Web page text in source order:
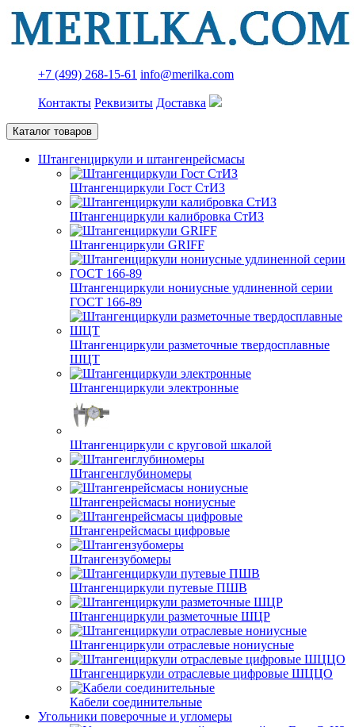
+7 (499) 268-15-61 info@merilka.com
Контакты Реквизиты Доставка
Каталог товаров
Штангенциркули и штангенрейсмасы
Штангенциркули Гост СтИЗ
Штангенциркули калибровка СтИЗ
Штангенциркули GRIFF
Штангенциркули нониусные удлиненной серии
ГОСТ 166-89
Штангенциркули разметочные твердосплавные
ШЦТ
Штангенциркули электронные
Штангенциркули с круговой шкалой
Штангенглубиномеры
Штангенрейсмасы нониусные
Штангенрейсмасы цифровые
Штангензубомеры
Штангенциркули путевые ПШВ
Штангенциркули разметочные ШЦР
Штангенциркули отраслевые нониусные
Штангенциркули отраслевые цифровые ШЦЦО
Кабели соединительные
Угольники поверочные и угломеры